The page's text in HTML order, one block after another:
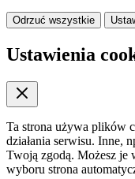
Odrzuć wszystkie
Ustawienia
Ta strona używa plików
działania serwisu. Inne,
Twoją zgodą. Możesz je
wyboru strona